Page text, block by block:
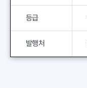
등급
발행처